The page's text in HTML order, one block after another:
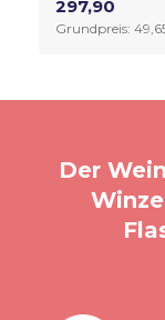
297,90
Grundpreis:
Der